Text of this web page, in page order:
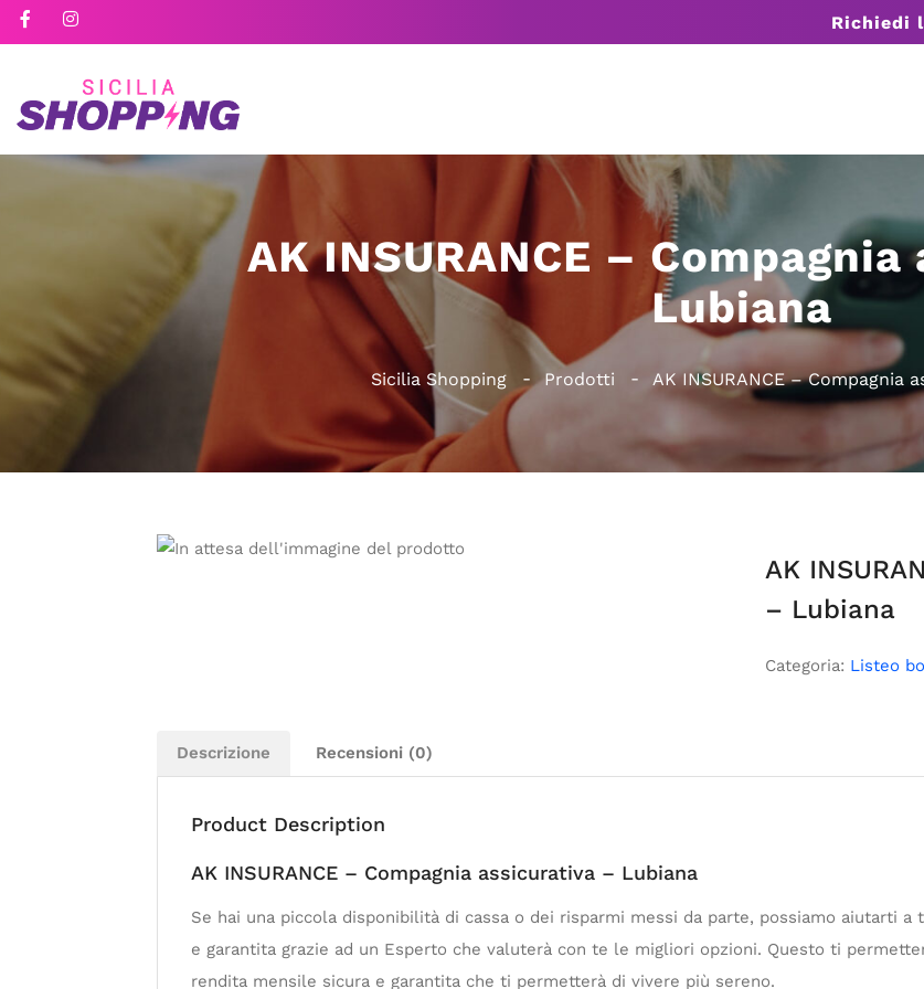
Richiedi
AK INSURANCE –
Lubiana
Sicilia Shopping Prodotti AK INSURANCE – Compagnia
AK
– Lubiana
Categoria: Listeo
Descrizione Recensioni (0)
Product Description
AK INSURANCE – Compagnia assicurativa – Lubiana
Se hai una piccola disponibilità di cassa o dei risparmi messi da parte, possiamo aiutarti
e garantita grazie ad un Esperto che valuterà con te le migliori opzioni. Questo ti
rendita mensile sicura e garantita che ti permetterà di vivere più sereno.